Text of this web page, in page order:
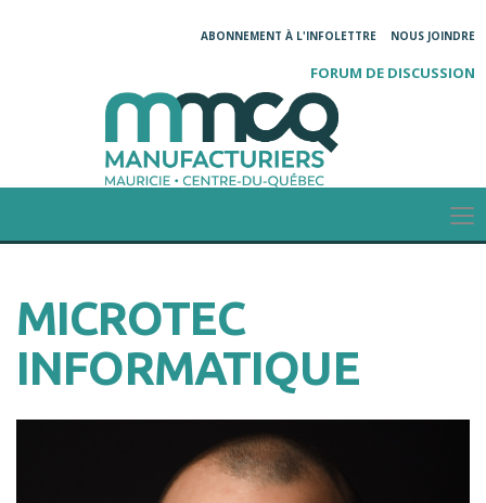
ABONNEMENT À L'INFOLETTRE NOUS JOINDRE
FORUM DE DISCUSSION
MICROTEC
INFORMATIQUE